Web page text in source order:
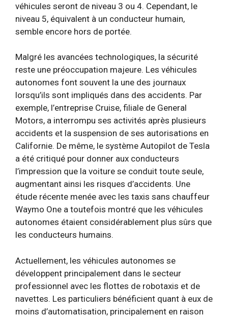
véhicules seront de niveau 3 ou 4. Cependant, le
niveau 5, équivalent à un conducteur humain,
semble encore hors de portée.
Malgré les avancées technologiques, la sécurité
reste une préoccupation majeure. Les véhicules
autonomes font souvent la une des journaux
lorsqu’ils sont impliqués dans des accidents. Par
exemple, l’entreprise Cruise, filiale de General
Motors, a interrompu ses activités après plusieurs
accidents et la suspension de ses autorisations en
Californie. De même, le système Autopilot de Tesla
a été critiqué pour donner aux conducteurs
l’impression que la voiture se conduit toute seule,
augmentant ainsi les risques d’accidents. Une
étude récente menée avec les taxis sans chauffeur
Waymo One a toutefois montré que les véhicules
autonomes étaient considérablement plus sûrs que
les conducteurs humains.
Actuellement, les véhicules autonomes se
développent principalement dans le secteur
professionnel avec les flottes de robotaxis et de
navettes. Les particuliers bénéficient quant à eux de
moins d’automatisation, principalement en raison